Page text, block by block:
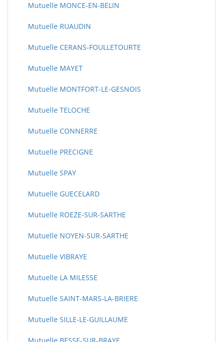
Mutuelle MONCE-EN-BELIN
Mutuelle RUAUDIN
Mutuelle CERANS-FOULLETOURTE
Mutuelle MAYET
Mutuelle MONTFORT-LE-GESNOIS
Mutuelle TELOCHE
Mutuelle CONNERRE
Mutuelle PRECIGNE
Mutuelle SPAY
Mutuelle GUECELARD
Mutuelle ROEZE-SUR-SARTHE
Mutuelle NOYEN-SUR-SARTHE
Mutuelle VIBRAYE
Mutuelle LA MILESSE
Mutuelle SAINT-MARS-LA-BRIERE
Mutuelle SILLE-LE-GUILLAUME